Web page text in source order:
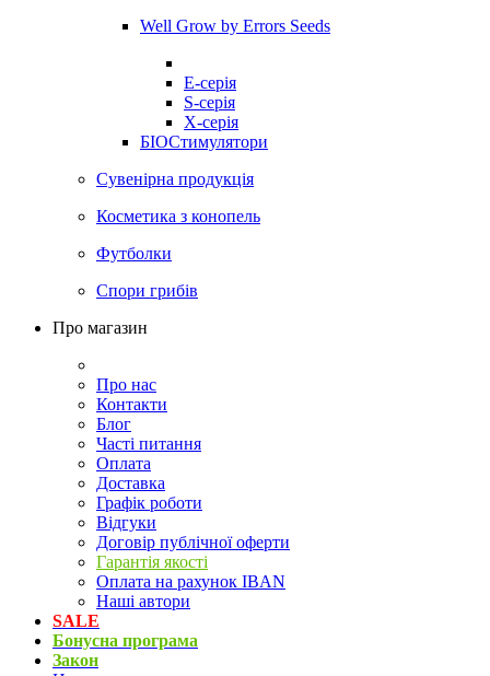
Well Grow by Errors Seeds
E-серія
S-серія
X-серія
БІОСтимулятори
Сувенірна продукція
Косметика з конопель
Футболки
Спори грибів
Про магазин
Про нас
Контакти
Блог
Часті питання
Оплата
Доставка
Графік роботи
Відгуки
Договір публічної оферти
Гарантія якості
Оплата на рахунок IBAN
Наші автори
SALE
Бонусна програма
Закон